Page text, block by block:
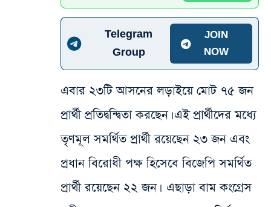
Telegram
Group
JOIN
NOW
এবার ২৩টি আসনের লড়াইয়ে মোট ৭৫ জন
প্রার্থী প্রতিদ্বন্দ্বিতা করছেন। এই প্রার্থীদের মধ্যে
তৃণমূল সমর্থিত প্রার্থী রয়েছেন ২৩ জন এবং
প্রধান বিরোধী পক্ষ হিসেবে বিজেপি সমর্থিত
প্রার্থী রয়েছেন ২২ জন। এছাড়া বাম কংগ্রেস